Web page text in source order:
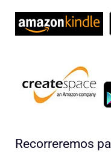
Recorreremos